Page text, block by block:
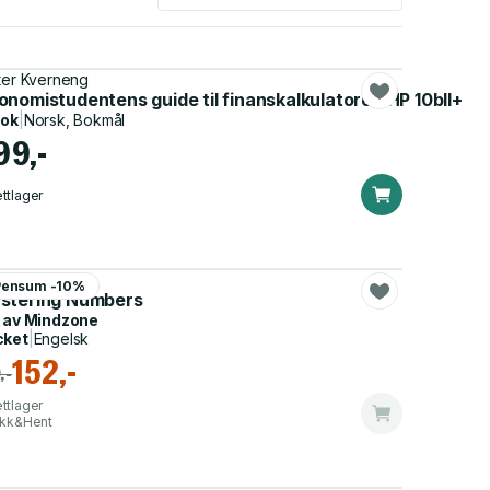
Kverneng
guide til finanskalkulatoren HP 10bII+
Norsk, Bokmål
-10%
Jeffrey
Numbers
av Mindzone
| Engelsk
152,-